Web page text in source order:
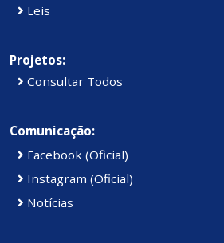
Leis
Projetos:
Consultar Todos
Comunicação:
Facebook (Oficial)
Instagram (Oficial)
Notícias